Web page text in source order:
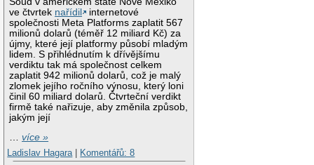
ve čtvrtek nařídil
internetové
společnosti Meta Platforms zaplatit 567
milionů dolarů (téměř 12 miliard Kč) za
újmy, které její platformy působí mladým
lidem. S přihlédnutím k dřívějšímu
verdiktu tak má společnost celkem
zaplatit 942 milionů dolarů, což je malý
zlomek jejího ročního výnosu, který loni
činil 60 miliard dolarů. Čtvrteční verdikt
firmě také nařizuje, aby změnila způsob,
jakým její
…více »
Ladislav Hagara
Komentářů: 8